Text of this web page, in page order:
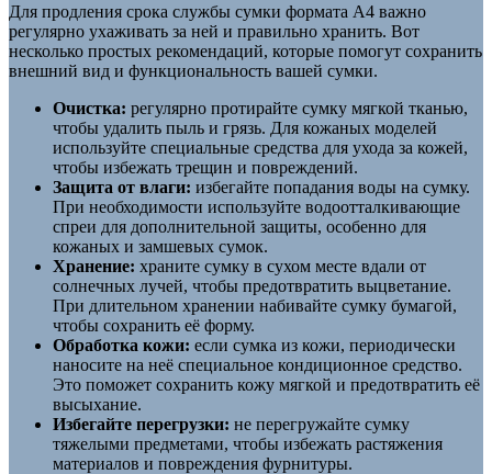
Для продления срока службы сумки формата А4 важно
регулярно ухаживать за ней и правильно хранить. Вот
несколько простых рекомендаций, которые помогут сохранить
внешний вид и функциональность вашей сумки.
Очистка: регулярно протирайте сумку мягкой тканью,
чтобы удалить пыль и грязь. Для кожаных моделей
используйте специальные средства для ухода за кожей,
чтобы избежать трещин и повреждений.
Защита от влаги: избегайте попадания воды на сумку.
При необходимости используйте водоотталкивающие
спреи для дополнительной защиты, особенно для
кожаных и замшевых сумок.
Хранение: храните сумку в сухом месте вдали от
солнечных лучей, чтобы предотвратить выцветание.
При длительном хранении набивайте сумку бумагой,
чтобы сохранить её форму.
Обработка кожи: если сумка из кожи, периодически
наносите на неё специальное кондиционное средство.
Это поможет сохранить кожу мягкой и предотвратить её
высыхание.
Избегайте перегрузки: не перегружайте сумку
тяжелыми предметами, чтобы избежать растяжения
материалов и повреждения фурнитуры.